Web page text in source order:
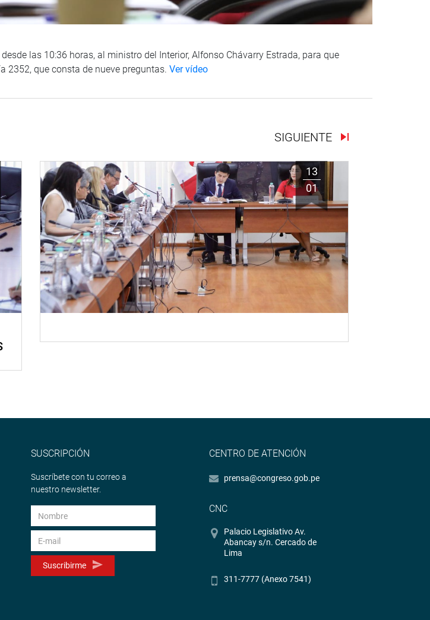
las 10:36 horas, al ministro del Interior, Alfonso Chávarry Estrada, para que
2352, que consta de nueve preguntas. Ver vídeo
SIGUIENTE
13
01
SUSCRIPCIÓN
Suscríbete con tu correo a
nuestro newsletter.
Suscribirme
CENTRO DE ATENCIÓN
prensa@congreso.gob.pe
CNC
Palacio Legislativo Av.
Abancay s/n. Cercado de
Lima
311-7777 (Anexo 7541)